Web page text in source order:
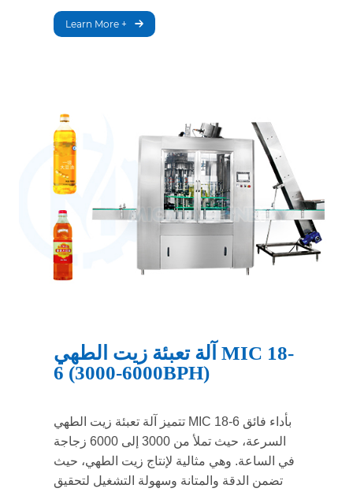
Learn More +
آلة تعبئة زيت الطهي MIC 18-
6 (3000-6000BPH)
تتميز آلة تعبئة زيت الطهي MIC 18-6 بأداء فائق
السرعة، حيث تملأ من 3000 إلى 6000 زجاجة
في الساعة. وهي مثالية لإنتاج زيت الطهي، حيث
تضمن الدقة والمتانة وسهولة التشغيل لتحقيق